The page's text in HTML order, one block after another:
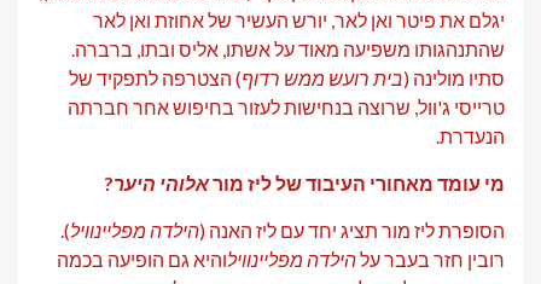
יגלם את פיטר ואן לאר, יורש העשיר של אחוזת ואן לאר
שהתנהגותו משפיעה מאוד על אשתו, אליס ובתו, ברברה.
סתיו מולינה (בית רועש ממש רדוף) הצטרפה לתפקיד של
טרייסי ג'וול, שרוצה בנחישות לעזור בחיפוש אחר חברתה
הנעדרת.
מי עומד מאחורי העיבוד של ליז מוראלוהי היער?
הסופרת ליז מור תציג יחד עם ליז האנה (הילדה מפליינוויל).
רובין חזר בעבר עלהילדה מפליינווילוהיא גם הופיעה בכמה